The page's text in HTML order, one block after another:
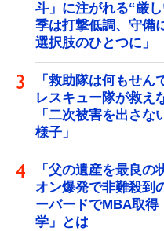
斗」に注がれる“厳
季は打撃低調、守備
選択肢のひとつに」
「救助隊は何もせん
レスキュー隊が救
「二次被害を出さ
様子」
「父の遺産を最良
オン爆発で非難殺到
ーバードでMBA取
学」とは